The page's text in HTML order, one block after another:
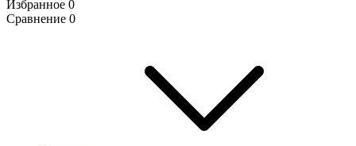
Избранное 0
Сравнение 0